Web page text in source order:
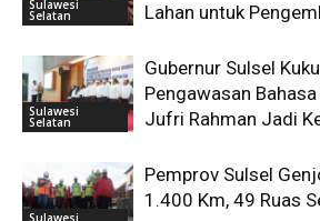
Sulawesi
Selatan
Lahan untuk
Sulawesi
Selatan
Gubernur Sulsel
Pengawasan
Jufri Rahman Jadi
Sulawesi
Pemprov Sulsel
1.400 Km, 49 Ruas